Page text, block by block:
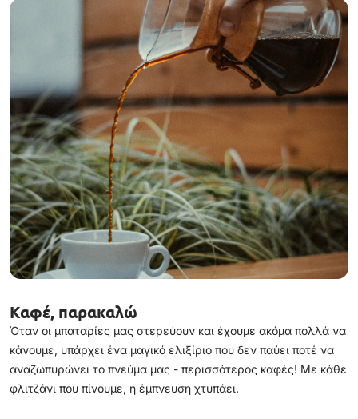
Καφέ, παρακαλώ
Όταν οι μπαταρίες μας στερεύουν και έχουμε ακόμα πολλά να
κάνουμε, υπάρχει ένα μαγικό ελιξίριο που δεν παύει ποτέ να
αναζωπυρώνει το πνεύμα μας - περισσότερος καφές! Με κάθε
φλιτζάνι που πίνουμε, η έμπνευση χτυπάει.